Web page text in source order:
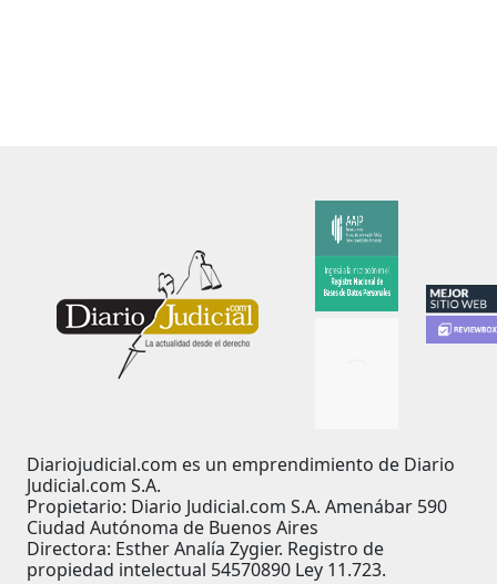
Diariojudicial.com es un emprendimiento de Diario
Judicial.com S.A.
Propietario: Diario Judicial.com S.A. Amenábar 590
Ciudad Autónoma de Buenos Aires
Directora: Esther Analía Zygier. Registro de
propiedad intelectual 54570890 Ley 11.723.